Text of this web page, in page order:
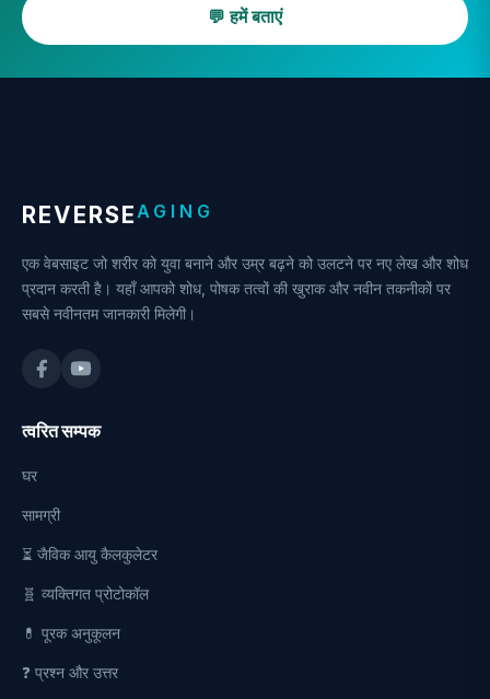
💬 हमें बताएं
REVERSEAGING
एक वेबसाइट जो शरीर को युवा बनाने और उम्र बढ़ने को उलटने पर नए लेख और शोध
प्रदान करती है। यहाँ आपको शोध, पोषक तत्वों की खुराक और नवीन तकनीकों पर
सबसे नवीनतम जानकारी मिलेगी।
त्वरित सम्पक
घर
सामग्री
⏳ जैविक आयु कैलकुलेटर
🧬 व्यक्तिगत प्रोटोकॉल
💊 पूरक अनुकूलन
❓ प्रश्न और उत्तर